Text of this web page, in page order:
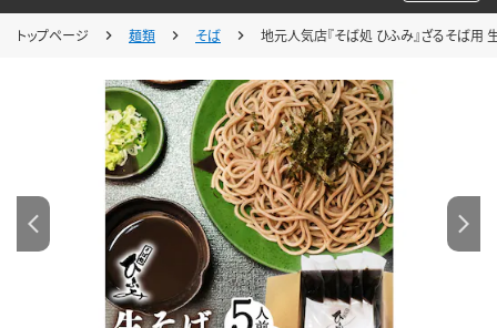
トップページ 麺類 そば 地元人気店『そば処 ひふみ』ざるそば